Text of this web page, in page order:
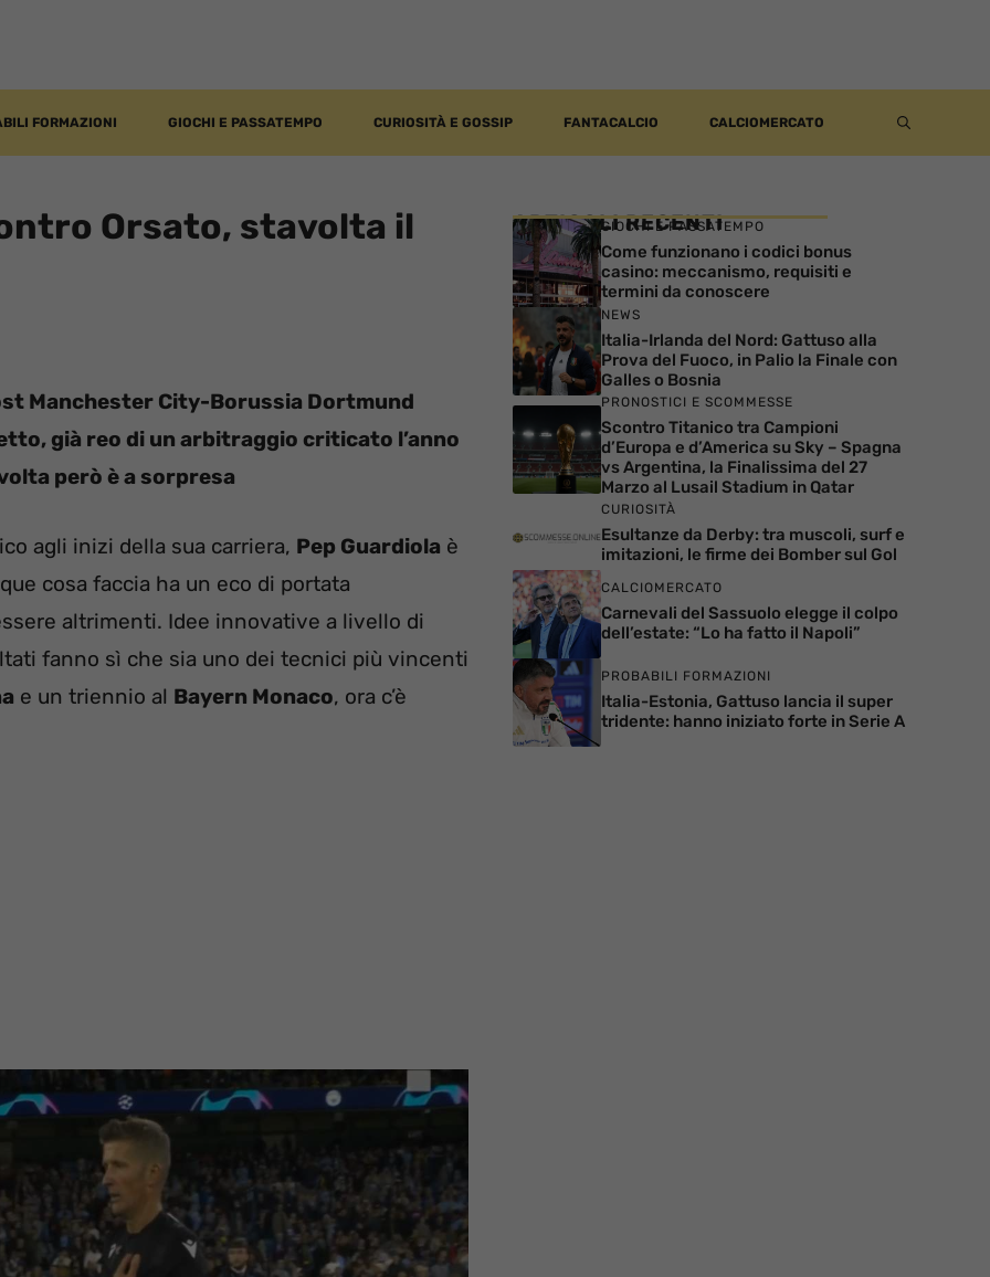
FORMAZIONI GIOCHI E PASSATEMPO CURIOSITÀ E GOSSIP FANTACALCIO CALCIOMERCATO
Orsato, stavolta il
Manchester City-Borussia Dortmund
già reo di un arbitraggio criticato l’anno
però è a sorpresa
agli inizi della sua carriera, Pep Guardiola è
cosa faccia ha un eco di portata
altrimenti. Idee innovative a livello di
fanno sì che sia uno dei tecnici più vincenti
e un triennio al Bayern Monaco, ora c’è
ARTICOLI RECENTI
GIOCHI E PASSATEMPO
Come funzionano i codici bonus
casino: meccanismo, requisiti e
termini da conoscere
NEWS
Italia-Irlanda del Nord: Gattuso alla
Prova del Fuoco, in Palio la Finale con
Galles o Bosnia
PRONOSTICI E SCOMMESSE
Scontro Titanico tra Campioni
d’Europa e d’America su Sky – Spagna
vs Argentina, la Finalissima del 27
Marzo al Lusail Stadium in Qatar
CURIOSITÀ
Esultanze da Derby: tra muscoli, surf e
imitazioni, le firme dei Bomber sul Gol
CALCIOMERCATO
Carnevali del Sassuolo elegge il colpo
dell’estate: “Lo ha fatto il Napoli”
PROBABILI FORMAZIONI
Italia-Estonia, Gattuso lancia il super
tridente: hanno iniziato forte in Serie A